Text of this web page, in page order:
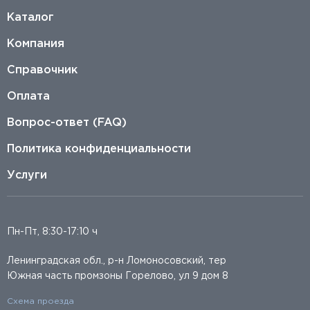
Каталог
Компания
Справочник
Оплата
Вопрос-ответ (FAQ)
Политика конфиденциальности
Услуги
Пн-Пт, 8:30-17:10 ч
Ленинградская обл., р-н Ломоносовский, тер
Южная часть промзоны Горелово, ул 9 дом 8
Схема проезда